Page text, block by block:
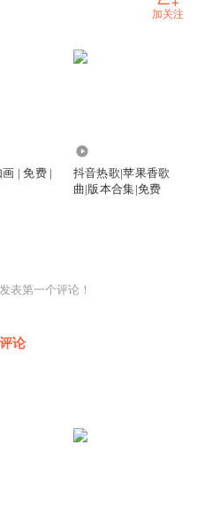
加关注
| 免费 |
抖音热歌|苹果香歌
曲|版本合集|免费
表第一个评论！
论